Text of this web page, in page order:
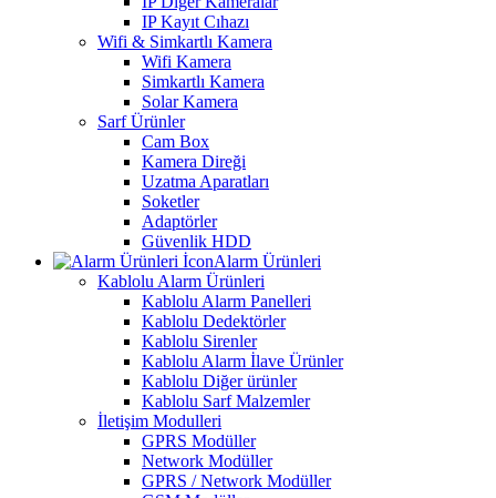
IP Kayıt Cıhazı
Wifi & Simkartlı Kamera
Wifi Kamera
Simkartlı Kamera
Solar Kamera
Sarf Ürünler
Cam Box
Kamera Direği
Uzatma Aparatları
Soketler
Adaptörler
Güvenlik HDD
Alarm Ürünleri
Kablolu Alarm Ürünleri
Kablolu Alarm Panelleri
Kablolu Dedektörler
Kablolu Sirenler
Kablolu Alarm İlave Ürünler
Kablolu Diğer ürünler
Kablolu Sarf Malzemler
İletişim Modulleri
GPRS Modüller
Network Modüller
GPRS / Network Modüller